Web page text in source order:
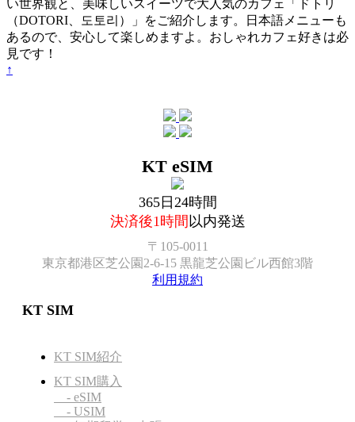
い世界観と、美味しいスイーツで大人気のカフェ「ドトリ
（DOTORI、도토리）」をご紹介します。日本語メニューも
あるので、安心して楽しめますよ。おしゃれカフェ好きは必
見です！
↑
KT eSIM
365日24時間
決済後1時間 以内発送
〒105-0011
東京都港区芝公園2-6-15 黒龍芝公園ビル西館3階
利用規約
KT SIM
KT SIM紹介
KT SIM購入
- eSIM
- USIM